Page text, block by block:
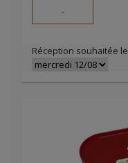
-
Réception souhaitée le